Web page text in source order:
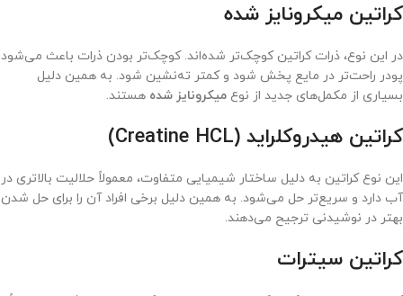
کراتین میکرونایز شده
در این نوع، ذرات کراتین کوچک‌تر شده‌اند. کوچک‌تر بودن ذرات باعث می‌شود
پودر راحت‌تر در مایع پخش شود و کمتر ته‌نشین شود. به همین دلیل
بسیاری از مکمل‌های جدید از نوع میکرونایز شده هستند.
کراتین هیدروکلراید (Creatine HCL)
این نوع کراتین به دلیل ساختار شیمیایی متفاوت، معمولاً حلالیت بالاتری در
آب دارد و سریع‌تر حل می‌شود. به همین دلیل برخی افراد آن را برای حل شدن
بهتر در نوشیدنی ترجیح می‌دهند.
کراتین سیترات